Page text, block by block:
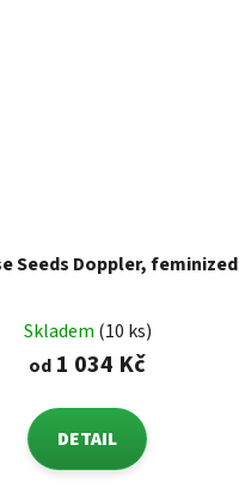
Seeds Doppler, feminized
Skladem (10 ks)
od 1 034 Kč
DETAIL